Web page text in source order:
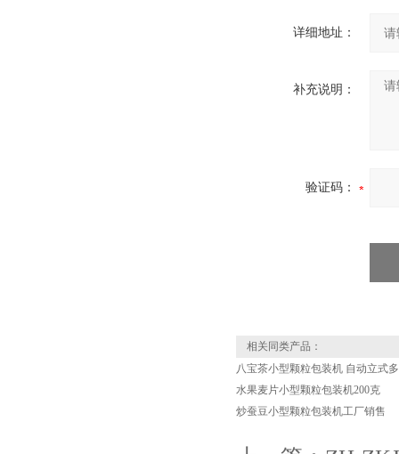
详细地址：
补充说明：
验证码：
相关同类产品：
八宝茶小型颗粒包装机 自动立式
水果麦片小型颗粒包装机200克
炒蚕豆小型颗粒包装机工厂销售